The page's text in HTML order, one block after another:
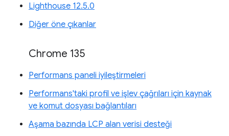
Lighthouse 12.5.0
Diğer öne çıkanlar
Chrome 135
Performans paneli iyileştirmeleri
Performans'taki profil ve işlev çağrıları için kaynak
ve komut dosyası bağlantıları
Aşama bazında LCP alan verisi desteği